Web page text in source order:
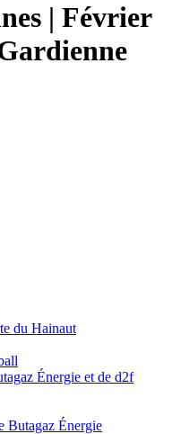
| Février
du Hainaut
Énergie et de d2f
Butagaz Énergie